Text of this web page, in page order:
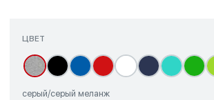
ЦВЕТ
серый/серый меланж